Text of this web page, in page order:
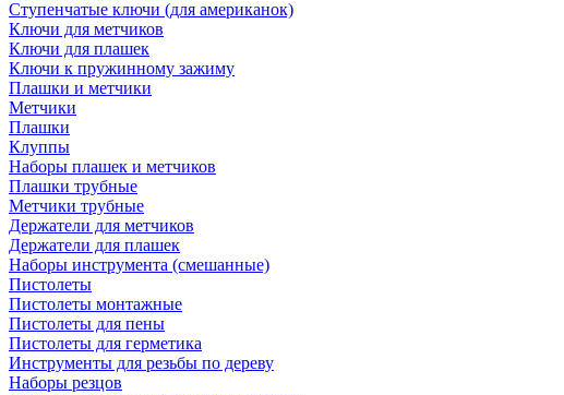
Ступенчатые ключи (для американок)
Ключи для метчиков
Ключи для плашек
Ключи к пружинному зажиму
Плашки и метчики
Метчики
Плашки
Клуппы
Наборы плашек и метчиков
Плашки трубные
Метчики трубные
Держатели для метчиков
Держатели для плашек
Наборы инструмента (смешанные)
Пистолеты
Пистолеты монтажные
Пистолеты для пены
Пистолеты для герметика
Инструменты для резьбы по дереву
Наборы резцов